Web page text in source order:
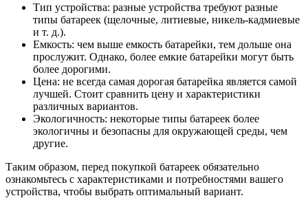
Тип устройства: разные устройства требуют разные
типы батареек (щелочные, литиевые, никель-кадмиевые
и т. д.).
Емкость: чем выше емкость батарейки, тем дольше она
прослужит. Однако, более емкие батарейки могут быть
более дорогими.
Цена: не всегда самая дорогая батарейка является самой
лучшей. Стоит сравнить цену и характеристики
различных вариантов.
Экологичность: некоторые типы батареек более
экологичны и безопасны для окружающей среды, чем
другие.
Таким образом, перед покупкой батареек обязательно
ознакомьтесь с характеристиками и потребностями вашего
устройства, чтобы выбрать оптимальный вариант.